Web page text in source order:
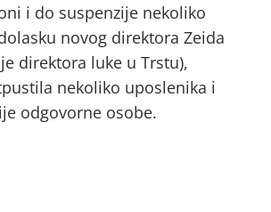
i do suspenzije nekoliko
novog direktora Zeida
direktora luke u Trstu),
nekoliko uposlenika i
odgovorne osobe.